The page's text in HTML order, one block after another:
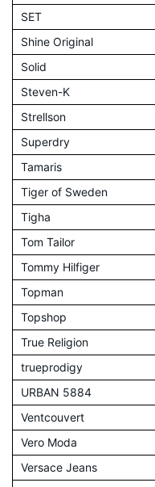
SET
Shine Original
Solid
Steven-K
Strellson
Superdry
Tamaris
Tiger of Sweden
Tigha
Tom Tailor
Tommy Hilfiger
Topman
Topshop
True Religion
trueprodigy
URBAN 5884
Ventcouvert
Vero Moda
Versace Jeans